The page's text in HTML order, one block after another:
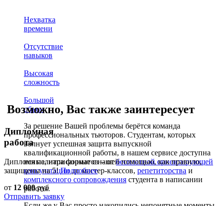
Нехватка
времени
Отсутствие
навыков
Высокая
сложность
Большой
объем
За решение Вашей проблемы берётся команда
профессиональных тьюторов. Студентам, которых
волнует успешная защита выпускной
квалификационной работы, в нашем сервисе доступна
вся палитра форматов – отбесплатной ориентирующей
консультациидо мастер-классов, репетиторства и
комплексного сопровождения студента в написании
работы.
Возможно, Вас также заинтересует
Дипломная
работа
Дипломные, написанные с нашей помощью, как правило,
защищены на 5!Подробнее
от 12 000руб
Отправить заявку